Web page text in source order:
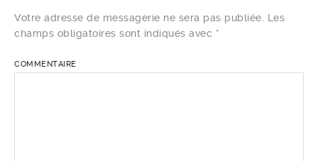
Votre adresse de messagerie ne sera pas publiée.
Les
champs obligatoires sont indiqués avec *
COMMENTAIRE